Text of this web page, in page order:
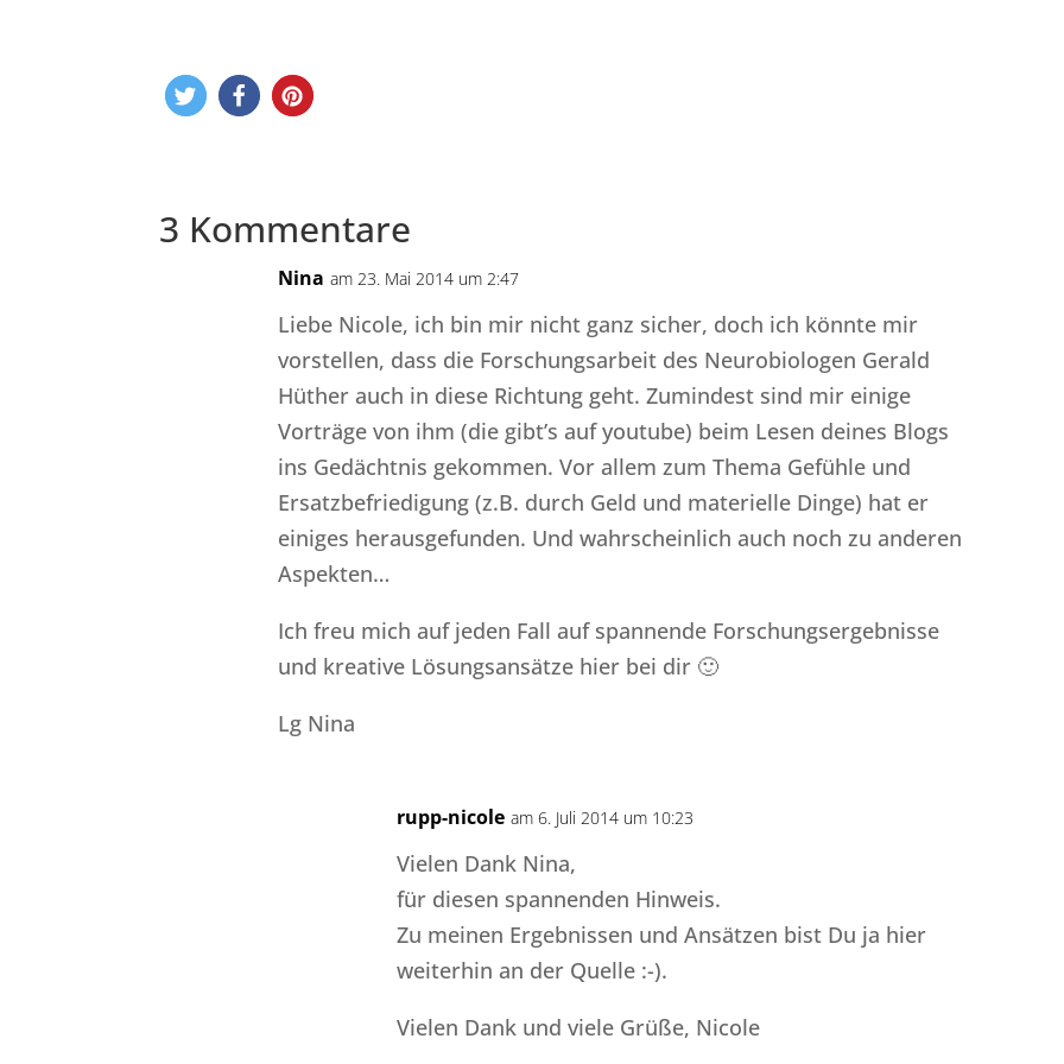
3 Kommentare
Nina am 23. Mai 2014 um 2:47
Liebe Nicole, ich bin mir nicht ganz sicher, doch ich könnte mir
vorstellen, dass die Forschungsarbeit des Neurobiologen Gerald
Hüther auch in diese Richtung geht. Zumindest sind mir einige
Vorträge von ihm (die gibt’s auf youtube) beim Lesen deines Blogs
ins Gedächtnis gekommen. Vor allem zum Thema Gefühle und
Ersatzbefriedigung (z.B. durch Geld und materielle Dinge) hat er
einiges herausgefunden. Und wahrscheinlich auch noch zu anderen
Aspekten…
Ich freu mich auf jeden Fall auf spannende Forschungsergebnisse
und kreative Lösungsansätze hier bei dir 🙂
Lg Nina
rupp-nicole am 6. Juli 2014 um 10:23
Vielen Dank Nina,
für diesen spannenden Hinweis.
Zu meinen Ergebnissen und Ansätzen bist Du ja hier
weiterhin an der Quelle :-).
Vielen Dank und viele Grüße, Nicole